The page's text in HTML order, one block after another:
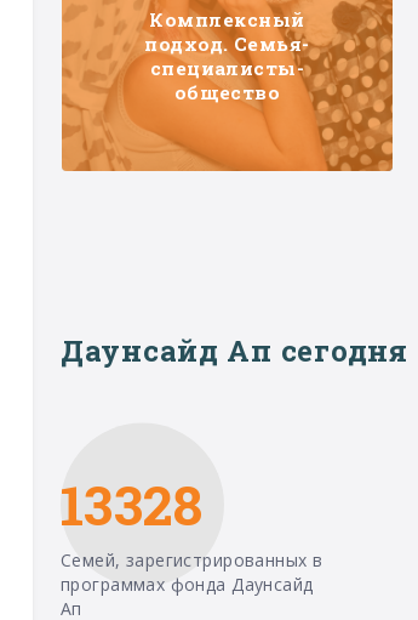
Комплексный
подход. Семья-
специалисты-
общество
Даунсайд Ап сегодня
13328
Семей, зарегистрированных в
программах фонда Даунсайд
Ап